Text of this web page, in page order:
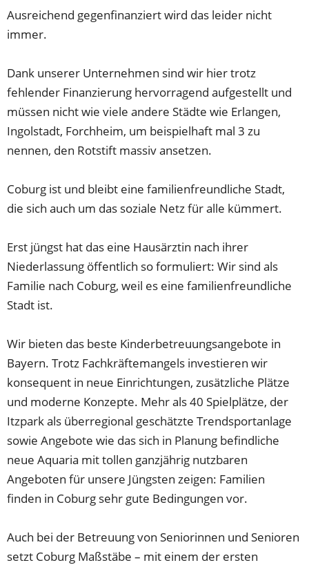
Ausreichend gegenfinanziert wird das leider nicht
immer.
Dank unserer Unternehmen sind wir hier trotz
fehlender Finanzierung hervorragend aufgestellt und
müssen nicht wie viele andere Städte wie Erlangen,
Ingolstadt, Forchheim, um beispielhaft mal 3 zu
nennen, den Rotstift massiv ansetzen.
Coburg ist und bleibt eine familienfreundliche Stadt,
die sich auch um das soziale Netz für alle kümmert.
Erst jüngst hat das eine Hausärztin nach ihrer
Niederlassung öffentlich so formuliert: Wir sind als
Familie nach Coburg, weil es eine familienfreundliche
Stadt ist.
Wir bieten das beste Kinderbetreuungsangebote in
Bayern. Trotz Fachkräftemangels investieren wir
konsequent in neue Einrichtungen, zusätzliche Plätze
und moderne Konzepte. Mehr als 40 Spielplätze, der
Itzpark als überregional geschätzte Trendsportanlage
sowie Angebote wie das sich in Planung befindliche
neue Aquaria mit tollen ganzjährig nutzbaren
Angeboten für unsere Jüngsten zeigen: Familien
finden in Coburg sehr gute Bedingungen vor.
Auch bei der Betreuung von Seniorinnen und Senioren
setzt Coburg Maßstäbe – mit einem der ersten